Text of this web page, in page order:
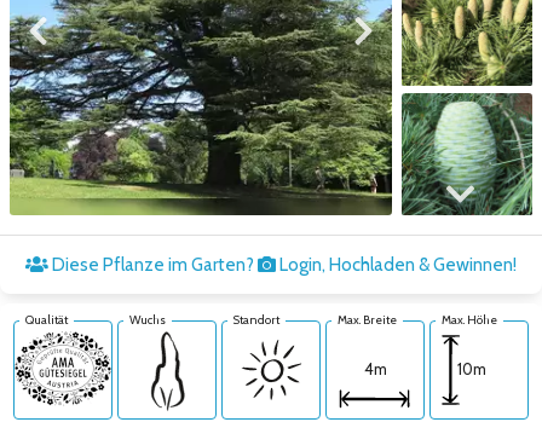
Zum vorigen Bild Zum nächsten Bild
Zum nächsten Bild
Diese Pflanze im Garten? Login, Hochladen & Gewinnen!
Qualität Wuchs Standort Max. Breite
4m
Max. Höhe
10m